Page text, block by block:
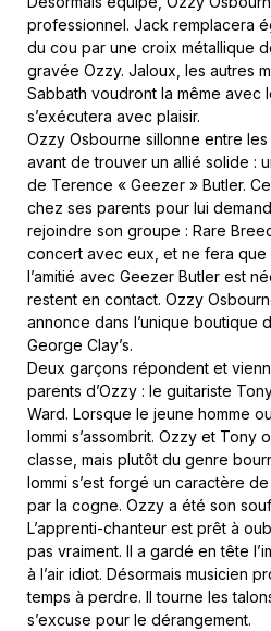
professionnel. Jack remplacera
du cou par une croix métallique
gravée Ozzy. Jaloux, les autres
Sabbath voudront la même avec
s’exécutera avec plaisir.
Ozzy Osbourne sillonne entre
avant de trouver un allié solide :
de Terence « Geezer » Butler.
chez ses parents pour lui
rejoindre son groupe : Rare
concert avec eux, et ne fera que
l’amitié avec Geezer Butler est
restent en contact. Ozzy
annonce dans l’unique boutique
George Clay’s.
Deux garçons répondent et
parents d’Ozzy : le guitariste
Ward. Lorsque le jeune homme
Iommi s’assombrit. Ozzy et Tony
classe, mais plutôt du genre
Iommi s’est forgé un caractère
par la cogne. Ozzy a été son
L’apprenti-chanteur est prêt à
pas vraiment. Il a gardé en tête
à l’air idiot. Désormais musicien
temps à perdre. Il tourne les
s’excuse pour le dérangement.